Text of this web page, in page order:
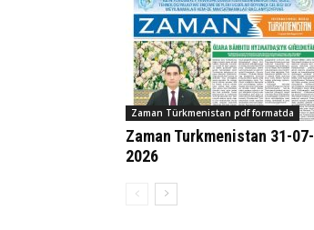
Zaman Türkmenistan pdf formatda
Zaman Turkmenistan 31-07-
2026